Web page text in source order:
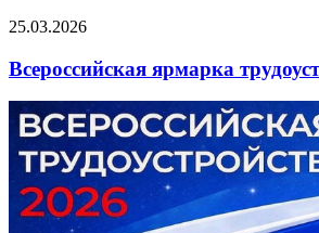
25.03.2026
Всероссийская ярмарка